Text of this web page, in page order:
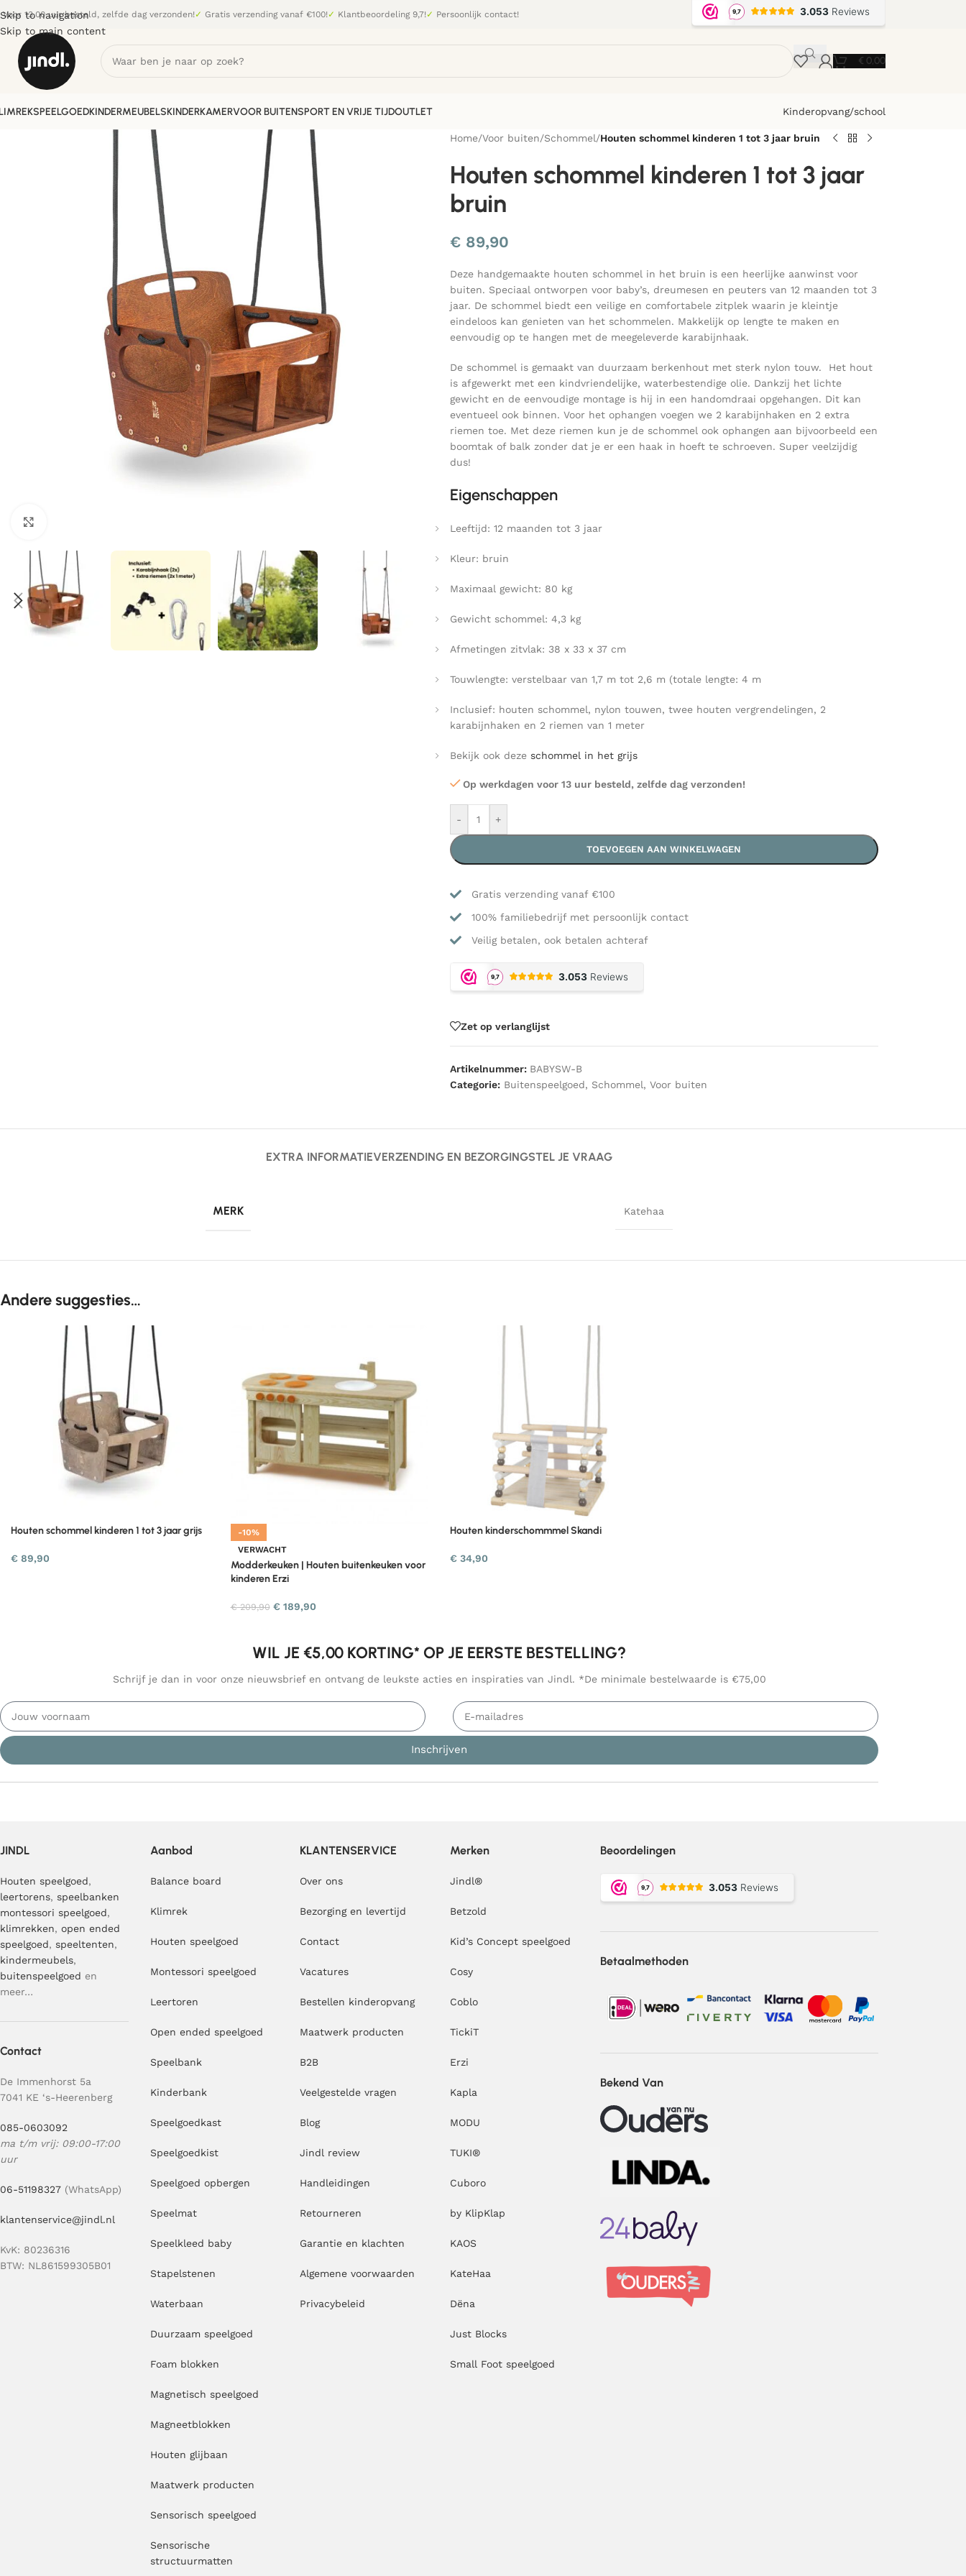
Skip to navigation
Skip to main content
Voor 13.00 uur besteld, zelfde dag verzonden!✓ Gratis verzending vanaf €100!✓ Klantbeoordeling 9,7!✓ Persoonlijk contact!
€ 0,00
SPEELGOEDKINDERMEUBELSKINDERKAMERVOOR BUITENSPORT EN VRIJE TIJDOUTLET Kinderopvang/school
Home/Voor buiten/Schommel/Houten schommel kinderen 1 tot 3 jaar bruin
Houten schommel kinderen 1 tot 3 jaar
bruin
€89,90
Deze handgemaakte houten schommel in het bruin is een heerlijke aanwinst voor
buiten. Speciaal ontworpen voor baby’s, dreumesen en peuters van 12 maanden tot 3
jaar. De schommel biedt een veilige en comfortabele zitplek waarin je kleintje
eindeloos kan genieten van het schommelen. Makkelijk op lengte te maken en
eenvoudig op te hangen met de meegeleverde karabijnhaak.
De schommel is gemaakt van duurzaam berkenhout met sterk nylon touw. Het hout
is afgewerkt met een kindvriendelijke, waterbestendige olie. Dankzij het lichte
gewicht en de eenvoudige montage is hij in een handomdraai opgehangen. Dit kan
eventueel ook binnen. Voor het ophangen voegen we 2 karabijnhaken en 2 extra
riemen toe. Met deze riemen kun je de schommel ook ophangen aan bijvoorbeeld een
boomtak of balk zonder dat je er een haak in hoeft te schroeven. Super veelzijdig
dus!
Eigenschappen
Leeftijd: 12 maanden tot 3 jaar
Kleur: bruin
Maximaal gewicht: 80 kg
Gewicht schommel: 4,3 kg
Afmetingen zitvlak: 38 x 33 x 37 cm
Touwlengte: verstelbaar van 1,7 m tot 2,6 m (totale lengte: 4 m
Inclusief: houten schommel, nylon touwen, twee houten vergrendelingen, 2
karabijnhaken en 2 riemen van 1 meter
Bekijk ook deze schommel in het grijs
Op werkdagen voor 13 uur besteld, zelfde dag verzonden!
- +
TOEVOEGEN AAN WINKELWAGEN
Gratis verzending vanaf €100
100% familiebedrijf met persoonlijk contact
Veilig betalen, ook betalen achteraf
Zet op verlanglijst
Artikelnummer: BABYSW-B
Categorie: Buitenspeelgoed, Schommel, Voor buiten
EXTRA INFORMATIEVERZENDING EN BEZORGINGSTEL JE VRAAG
MERK Katehaa
Andere suggesties…
Houten schommel kinderen 1 tot 3 jaar grijs
€ 89,90
-10%
VERWACHT
Modderkeuken | Houten buitenkeuken voor
kinderen Erzi
€209,90 € 189,90
Houten kinderschommmel Skandi
€ 34,90
WIL JE €5,00 KORTING* OP JE EERSTE BESTELLING?
Schrijf je dan in voor onze nieuwsbrief en ontvang de leukste acties en inspiraties van Jindl. *De minimale bestelwaarde is €75,00
Inschrijven
JINDL
Houten speelgoed,
leertorens, speelbanken
montessori speelgoed,
klimrekken, open ended
speelgoed, speeltenten,
kindermeubels,
buitenspeelgoed en
meer…
Contact
De Immenhorst 5a
7041 KE ‘s-Heerenberg
085-0603092
ma t/m vrij: 09:00-17:00
uur
06-51198327 (WhatsApp)
klantenservice@jindl.nl
KvK: 80236316
BTW: NL861599305B01
Aanbod
Balance board
Klimrek
Houten speelgoed
Montessori speelgoed
Leertoren
Open ended speelgoed
Speelbank
Kinderbank
Speelgoedkast
Speelgoedkist
Speelgoed opbergen
Speelmat
Speelkleed baby
Stapelstenen
Waterbaan
Duurzaam speelgoed
Foam blokken
Magnetisch speelgoed
Magneetblokken
Houten glijbaan
Maatwerk producten
Sensorisch speelgoed
Sensorische
structuurmatten
KLANTENSERVICE
Over ons
Bezorging en levertijd
Contact
Vacatures
Bestellen kinderopvang
Maatwerk producten
B2B
Veelgestelde vragen
Blog
Jindl review
Handleidingen
Retourneren
Garantie en klachten
Algemene voorwaarden
Privacybeleid
Merken
Jindl®
Betzold
Kid’s Concept speelgoed
Cosy
Coblo
TickiT
Erzi
Kapla
MODU
TUKI®
Cuboro
by KlipKlap
KAOS
KateHaa
Dëna
Just Blocks
Small Foot speelgoed
Beoordelingen
Betaalmethoden
Bekend Van